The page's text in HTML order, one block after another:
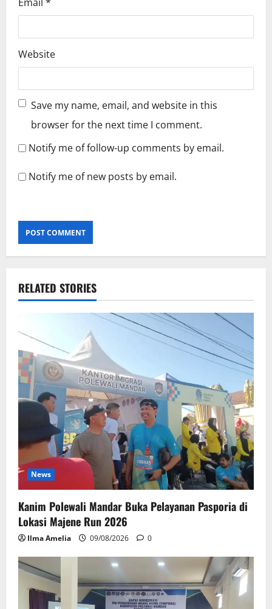
Website
Save my name, email, and website in this
browser for the next time I comment.
Notify me of follow-up comments by email.
Notify me of new posts by email.
RELATED STORIES
News
Kanim Polewali Mandar Buka Pelayanan Pasporia di
Lokasi Majene Run 2026
Ilma Amelia 09/08/2026 0